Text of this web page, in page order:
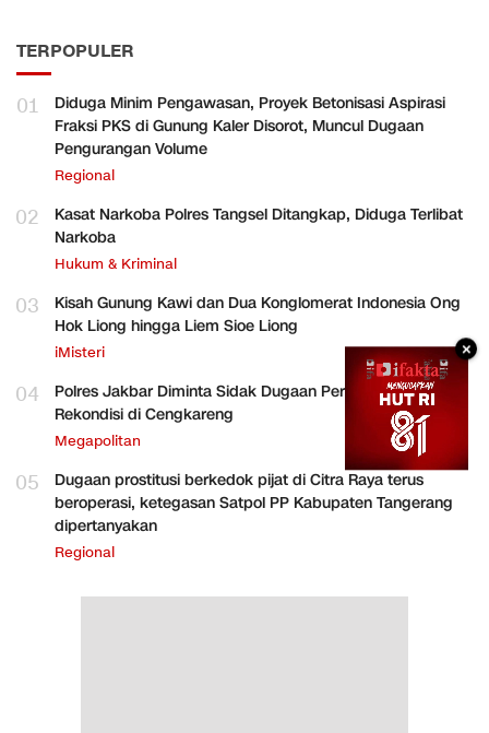
TERPOPULER
01
Diduga Minim Pengawasan, Proyek Betonisasi Aspirasi
Fraksi PKS di Gunung Kaler Disorot, Muncul Dugaan
Pengurangan Volume
Regional
02
Kasat Narkoba Polres Tangsel Ditangkap, Diduga Terlibat
Narkoba
Hukum & Kriminal
03
Kisah Gunung Kawi dan Dua Konglomerat Indonesia Ong
Hok Liong hingga Liem Sioe Liong
iMisteri
04
Polres Jakbar Diminta Sidak Dugaan Perakitan HP
Rekondisi di Cengkareng
Megapolitan
05
Dugaan prostitusi berkedok pijat di Citra Raya terus
beroperasi, ketegasan Satpol PP Kabupaten Tangerang
dipertanyakan
Regional
×